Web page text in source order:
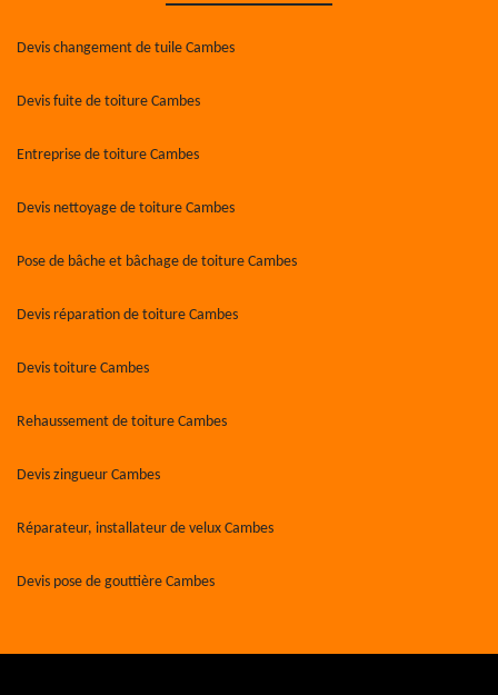
Devis changement de tuile Cambes
Devis fuite de toiture Cambes
Entreprise de toiture Cambes
Devis nettoyage de toiture Cambes
Pose de bâche et bâchage de toiture Cambes
Devis réparation de toiture Cambes
Devis toiture Cambes
Rehaussement de toiture Cambes
Devis zingueur Cambes
Réparateur, installateur de velux Cambes
Devis pose de gouttière Cambes